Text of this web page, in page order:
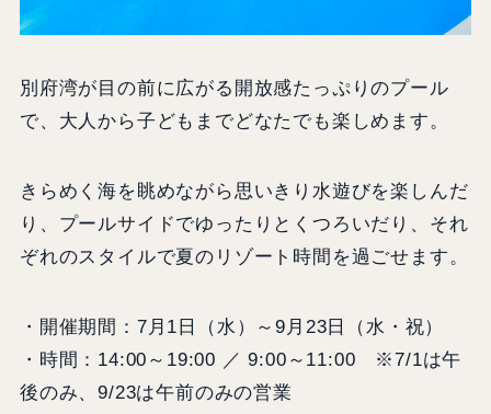
別府湾が目の前に広がる開放感たっぷりのプール
で、大人から子どもまでどなたでも楽しめます。
きらめく海を眺めながら思いきり水遊びを楽しんだ
り、プールサイドでゆったりとくつろいだり、それ
ぞれのスタイルで夏のリゾート時間を過ごせます。
・開催期間：7月1日（水）～9月23日（水・祝）
・時間：14:00～19:00 ／ 9:00～11:00 ※7/1は午
後のみ、9/23は午前のみの営業